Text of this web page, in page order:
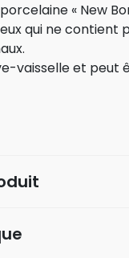
« New
qui ne contient
vaisselle et peut